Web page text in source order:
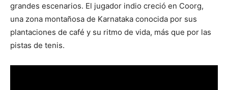
grandes escenarios. El jugador indio creció en Coorg,
una zona montañosa de Karnataka conocida por sus
plantaciones de café y su ritmo de vida, más que por las
pistas de tenis.